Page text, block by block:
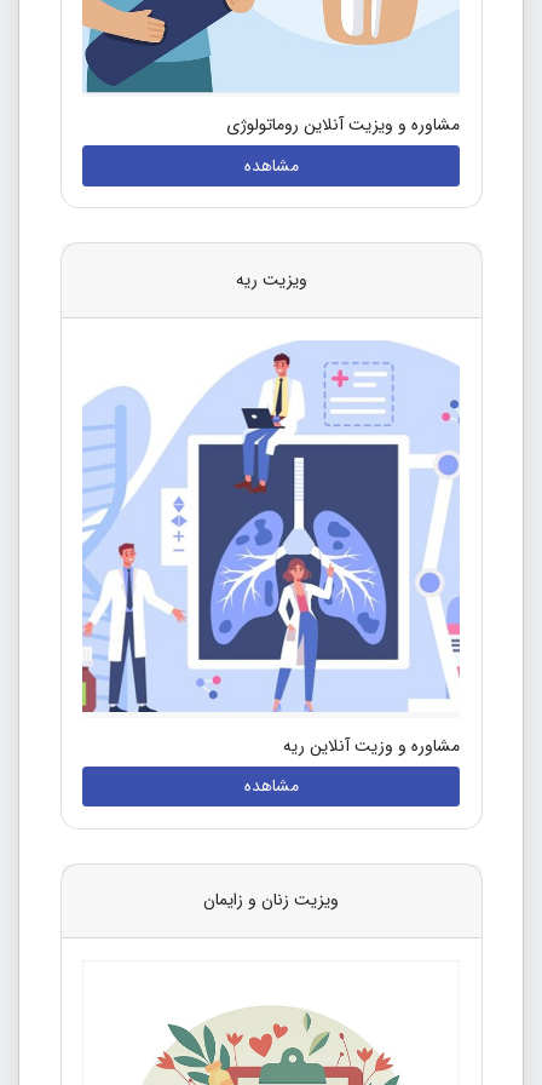
مشاوره و ویزیت آنلاین روماتولوژی
مشاهده
ویزیت ریه
مشاوره و وزیت آنلاین ریه
مشاهده
ویزیت زنان و زایمان